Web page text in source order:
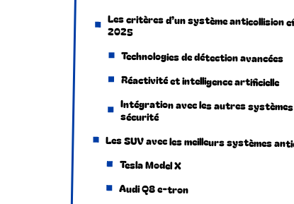
Les critères d’un système anticollision
2025
Technologies de détection avancées
Réactivité et intelligence artificielle
Intégration avec les autres
sécurité
Les SUV avec les meilleurs systèmes
Tesla Model X
Audi Q8 e-tron